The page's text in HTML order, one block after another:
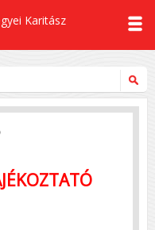
Karitász